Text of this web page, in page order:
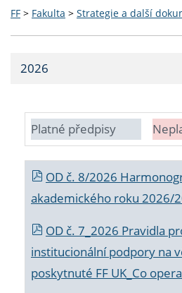
FF > Fakulta > Strategie a další
2026
Platné předpisy
OD č. 8/2026
akademického roku 2026/
OD č. 7_2026 Pravidla
institucionální podpory na
poskytnuté FF UK_Co